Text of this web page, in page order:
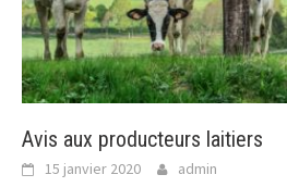
Avis aux producteurs laitiers
15 janvier 2020 admin